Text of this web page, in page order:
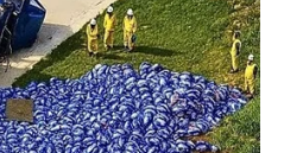
маслом.